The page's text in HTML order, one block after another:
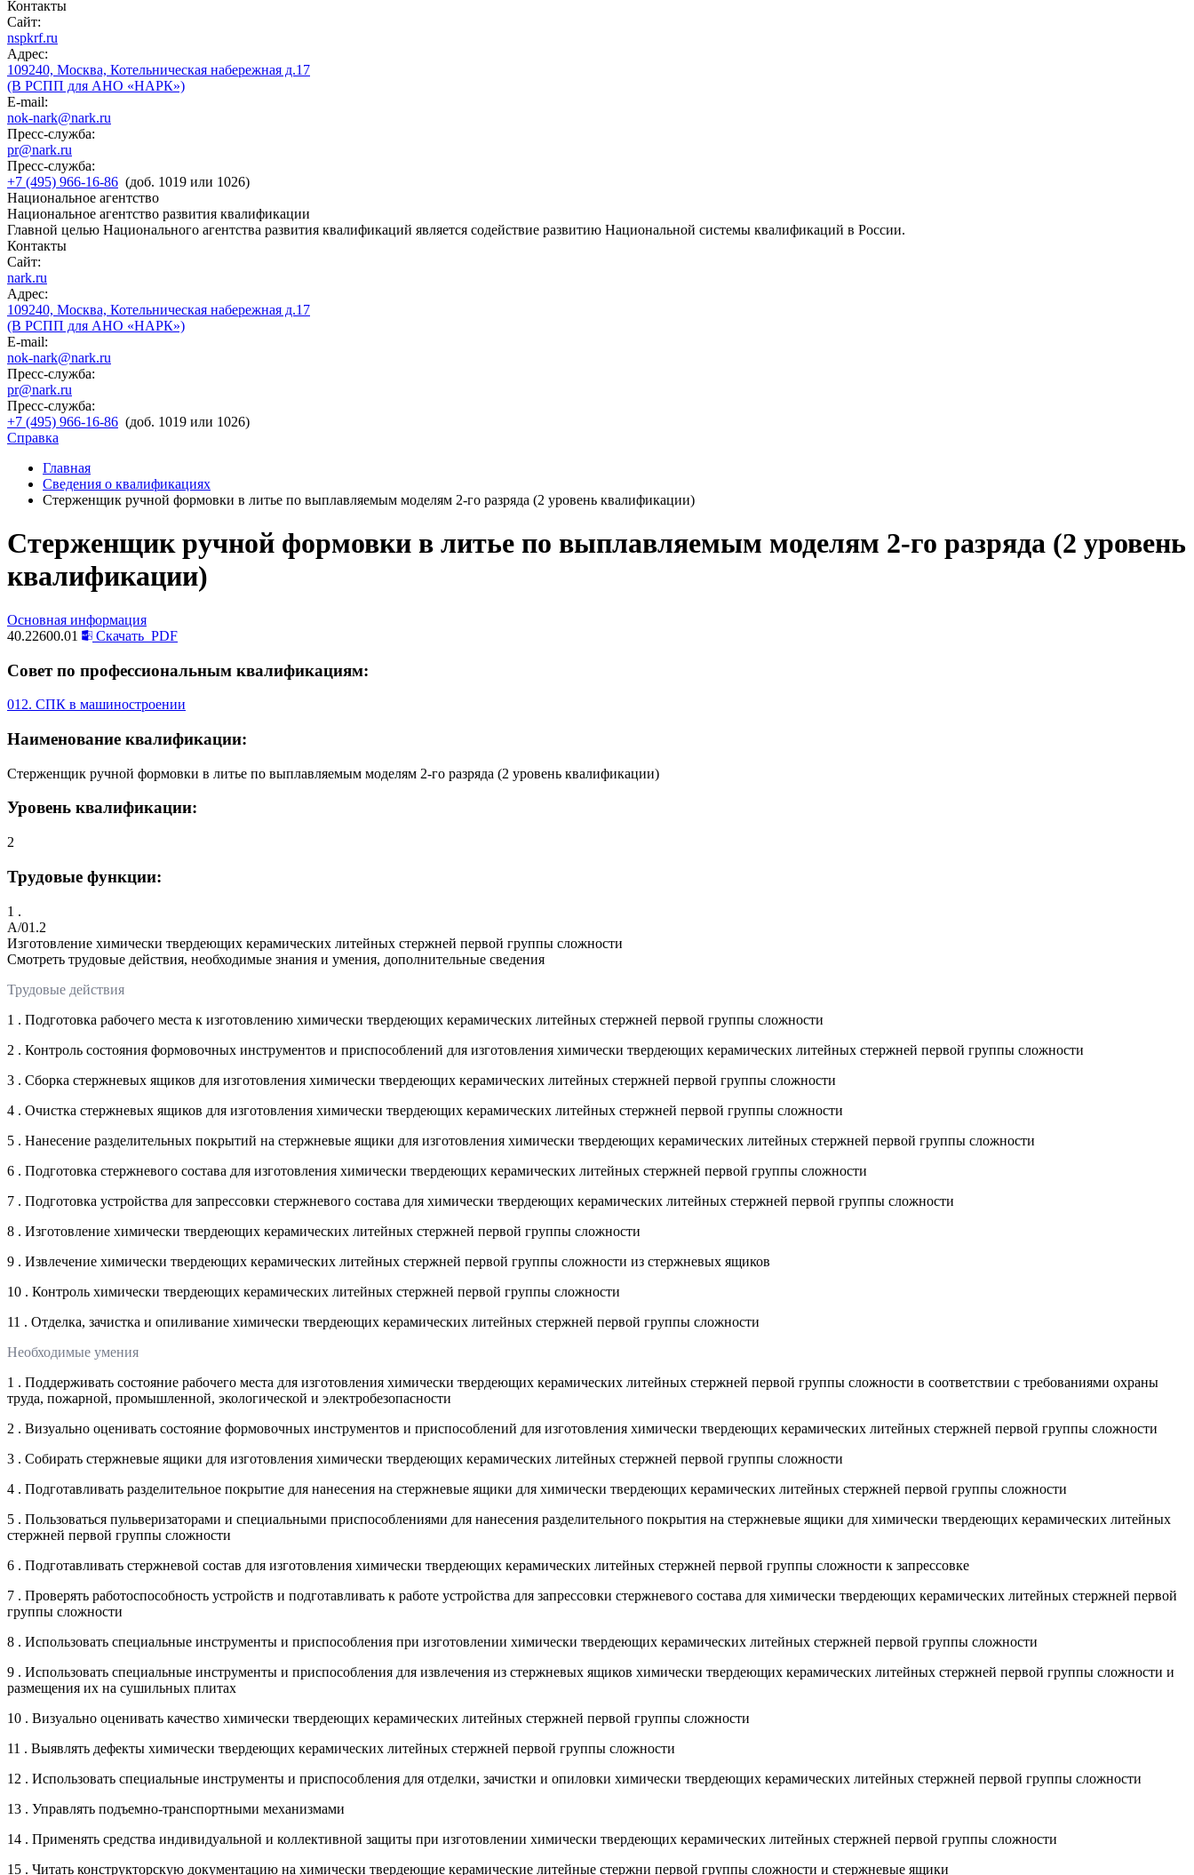
Контакты
Сайт:
nspkrf.ru
Адрес:
109240, Москва, Котельническая набережная д.17
(В РСПП для АНО «НАРК»)
E-mail:
nok-nark@nark.ru
Пресс-служба:
pr@nark.ru
Пресс-служба:
+7 (495) 966-16-86 (доб. 1019 или 1026)
Национальное агентство
Национальное агентство развития квалификации
Главной целью Национального агентства развития квалификаций является содействие развитию Национальной системы квалификаций в России.
Контакты
Сайт:
nark.ru
Адрес:
109240, Москва, Котельническая набережная д.17
(В РСПП для АНО «НАРК»)
E-mail:
nok-nark@nark.ru
Пресс-служба:
pr@nark.ru
Пресс-служба:
+7 (495) 966-16-86 (доб. 1019 или 1026)
Справка
Главная
Сведения о квалификациях
Стерженщик ручной формовки в литье по выплавляемым моделям 2-го разряда (2 уровень квалификации)
Стерженщик ручной формовки в литье по выплавляемым моделям 2-го разряда (2 уровень
квалификации)
Основная информация
40.22600.01
Скачать PDF
Совет по профессиональным квалификациям:
012. СПК в машиностроении
Наименование квалификации:
Стерженщик ручной формовки в литье по выплавляемым моделям 2-го разряда (2 уровень квалификации)
Уровень квалификации:
2
Трудовые функции:
1 .
A/01.2
Изготовление химически твердеющих керамических литейных стержней первой группы сложности
Смотреть трудовые действия, необходимые знания и умения, дополнительные сведения
Трудовые действия
1 . Подготовка рабочего места к изготовлению химически твердеющих керамических литейных стержней первой группы сложности
2 . Контроль состояния формовочных инструментов и приспособлений для изготовления химически твердеющих керамических литейных стержней первой группы сложности
3 . Сборка стержневых ящиков для изготовления химически твердеющих керамических литейных стержней первой группы сложности
4 . Очистка стержневых ящиков для изготовления химически твердеющих керамических литейных стержней первой группы сложности
5 . Нанесение разделительных покрытий на стержневые ящики для изготовления химически твердеющих керамических литейных стержней первой группы сложности
6 . Подготовка стержневого состава для изготовления химически твердеющих керамических литейных стержней первой группы сложности
7 . Подготовка устройства для запрессовки стержневого состава для химически твердеющих керамических литейных стержней первой группы сложности
8 . Изготовление химически твердеющих керамических литейных стержней первой группы сложности
9 . Извлечение химически твердеющих керамических литейных стержней первой группы сложности из стержневых ящиков
10 . Контроль химически твердеющих керамических литейных стержней первой группы сложности
11 . Отделка, зачистка и опиливание химически твердеющих керамических литейных стержней первой группы сложности
Необходимые умения
1 . Поддерживать состояние рабочего места для изготовления химически твердеющих керамических литейных стержней первой группы сложности в соответствии с требованиями охраны
труда, пожарной, промышленной, экологической и электробезопасности
2 . Визуально оценивать состояние формовочных инструментов и приспособлений для изготовления химически твердеющих керамических литейных стержней первой группы сложности
3 . Собирать стержневые ящики для изготовления химически твердеющих керамических литейных стержней первой группы сложности
4 . Подготавливать разделительное покрытие для нанесения на стержневые ящики для химически твердеющих керамических литейных стержней первой группы сложности
5 . Пользоваться пульверизаторами и специальными приспособлениями для нанесения разделительного покрытия на стержневые ящики для химически твердеющих керамических литейных
стержней первой группы сложности
6 . Подготавливать стержневой состав для изготовления химически твердеющих керамических литейных стержней первой группы сложности к запрессовке
7 . Проверять работоспособность устройств и подготавливать к работе устройства для запрессовки стержневого состава для химически твердеющих керамических литейных стержней первой
группы сложности
8 . Использовать специальные инструменты и приспособления при изготовлении химически твердеющих керамических литейных стержней первой группы сложности
9 . Использовать специальные инструменты и приспособления для извлечения из стержневых ящиков химически твердеющих керамических литейных стержней первой группы сложности и
размещения их на сушильных плитах
10 . Визуально оценивать качество химически твердеющих керамических литейных стержней первой группы сложности
11 . Выявлять дефекты химически твердеющих керамических литейных стержней первой группы сложности
12 . Использовать специальные инструменты и приспособления для отделки, зачистки и опиловки химически твердеющих керамических литейных стержней первой группы сложности
13 . Управлять подъемно-транспортными механизмами
14 . Применять средства индивидуальной и коллективной защиты при изготовлении химически твердеющих керамических литейных стержней первой группы сложности
15 . Читать конструкторскую документацию на химически твердеющие керамические литейные стержни первой группы сложности и стержневые ящики